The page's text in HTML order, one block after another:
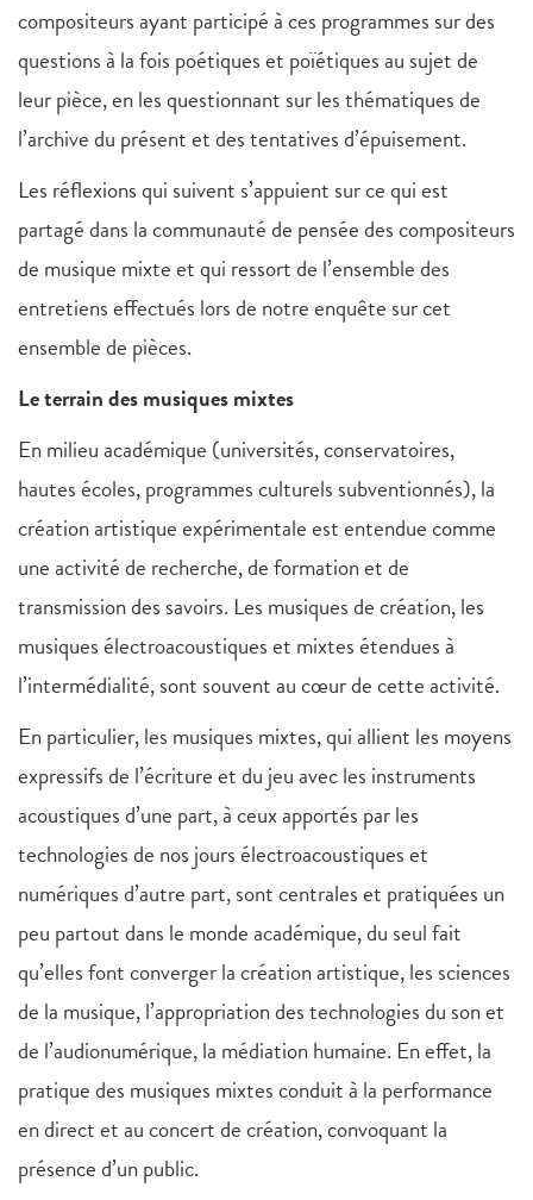
compositeurs ayant participé à ces programmes sur des
questions à la fois poétiques et poïétiques au sujet de
leur pièce, en les questionnant sur les thématiques de
l’archive du présent et des tentatives d’épuisement.
Les réflexions qui suivent s’appuient sur ce qui est
partagé dans la communauté de pensée des compositeurs
de musique mixte et qui ressort de l’ensemble des
entretiens effectués lors de notre enquête sur cet
ensemble de pièces.
Le terrain des musiques mixtes
En milieu académique (universités, conservatoires,
hautes écoles, programmes culturels subventionnés), la
création artistique expérimentale est entendue comme
une activité de recherche, de formation et de
transmission des savoirs. Les musiques de création, les
musiques électroacoustiques et mixtes étendues à
l’intermédialité, sont souvent au cœur de cette activité.
En particulier, les musiques mixtes, qui allient les moyens
expressifs de l’écriture et du jeu avec les instruments
acoustiques d’une part, à ceux apportés par les
technologies de nos jours électroacoustiques et
numériques d’autre part, sont centrales et pratiquées un
peu partout dans le monde académique, du seul fait
qu’elles font converger la création artistique, les sciences
de la musique, l’appropriation des technologies du son et
de l’audionumérique, la médiation humaine. En effet, la
pratique des musiques mixtes conduit à la performance
en direct et au concert de création, convoquant la
présence d’un public.